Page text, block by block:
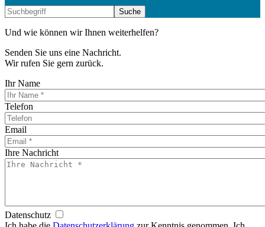
Und wie können wir Ihnen weiterhelfen?
Senden Sie uns eine Nachricht.
Wir rufen Sie gern zurück.
Ihr Name
Telefon
Email
Ihre Nachricht
Datenschutz